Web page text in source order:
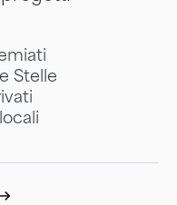
Stelle